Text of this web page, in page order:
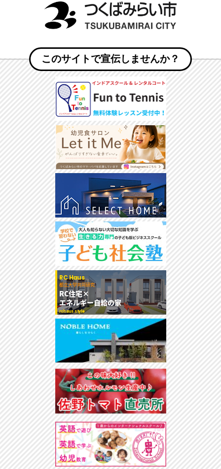
このサイトで宣伝しませんか？